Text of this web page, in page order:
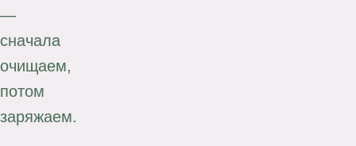
—
сначала
очищаем,
потом
заряжаем.